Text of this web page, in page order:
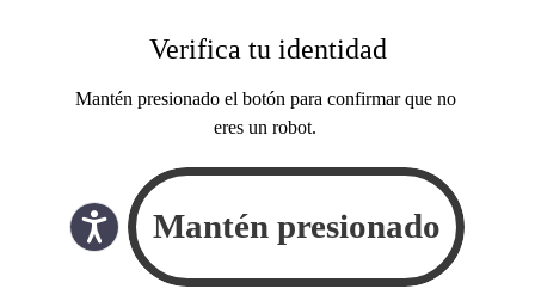
Verifica tu identidad
Mantén presionado el botón para confirmar que no
eres un robot.